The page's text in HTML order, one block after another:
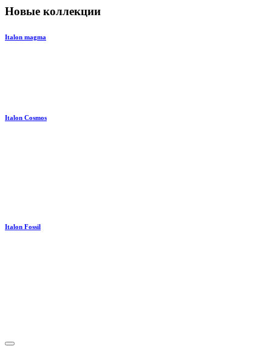
Новые коллекции
Italon magma
Italon Cosmos
Italon Fossil